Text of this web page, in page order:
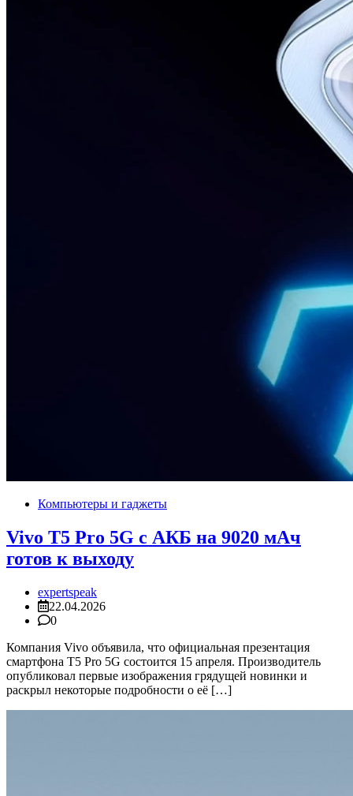
Компьютеры и гаджеты
Vivo T5 Pro 5G с АКБ на 9020 мАч
готов к выходу
expertspeak
22.04.2026
0
Компания Vivo объявила, что официальная презентация
смартфона T5 Pro 5G состоится 15 апреля. Производитель
опубликовал первые изображения грядущей новинки и
раскрыл некоторые подробности о её […]